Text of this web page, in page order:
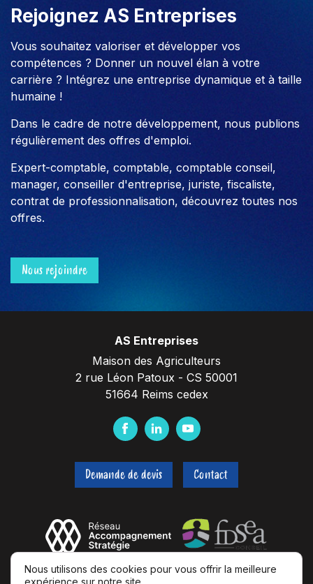
Rejoignez AS Entreprises
Vous souhaitez valoriser et développer vos
compétences ? Donner un nouvel élan à votre
carrière ? Intégrez une entreprise dynamique et à taille
humaine !
Dans le cadre de notre développement, nous publions
régulièrement des offres d'emploi.
Expert-comptable, comptable, comptable conseil,
manager, conseiller d'entreprise, juriste, fiscaliste,
contrat de professionnalisation, découvrez toutes nos
offres.
Nous rejoindre
AS Entreprises
Maison des Agriculteurs
2 rue Léon Patoux - CS 50001
51664 Reims cedex
F
c
e
o
k
L
n
k
I
n
Y
u
t
b
e
Demande de devis Contact
Nous utilisons des cookies pour vous offrir la meilleure
expérience sur notre site.